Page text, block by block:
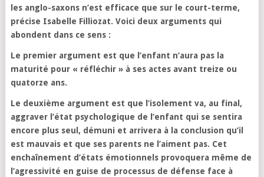
les anglo-saxons n’est efficace que sur le court-terme,
précise Isabelle Filliozat. Voici deux arguments qui
abondent dans ce sens :
Le premier argument est que l’enfant n’aura pas la
maturité pour « réfléchir » à ses actes avant treize ou
quatorze ans.
Le deuxième argument est que l’isolement va, au final,
aggraver l’état psychologique de l’enfant qui se sentira
encore plus seul, démuni et arrivera à la conclusion qu’il
est mauvais et que ses parents ne l’aiment pas. Cet
enchaînement d’états émotionnels provoquera même de
l’agressivité en guise de processus de défense face à